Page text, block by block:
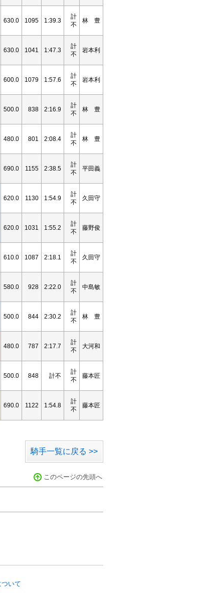
630.0 1095 1:39.3
計
不
林 豊
630.0 1041 1:47.3
計
不
岩本利
600.0 1079 1:57.6
計
不
岩本利
500.0 838 2:16.9
計
不
林 豊
480.0 801 2:08.4
計
不
林 豊
690.0 1155 2:38.5
計
不
平田義
620.0 1130 1:54.9
計
不
久田守
620.0 1031 1:55.2
計
不
藤野俊
610.0 1087 2:18.1
計
不
久田守
580.0 928 2:22.0
計
不
中島敏
500.0 844 2:30.2
計
不
林 豊
480.0 787 2:17.7
計
不
大河和
500.0 848 計不
計
不
藤本匠
690.0 1122 1:54.8
計
不
藤本匠
騎手一覧に戻る >>
このページの先頭へ
ついて